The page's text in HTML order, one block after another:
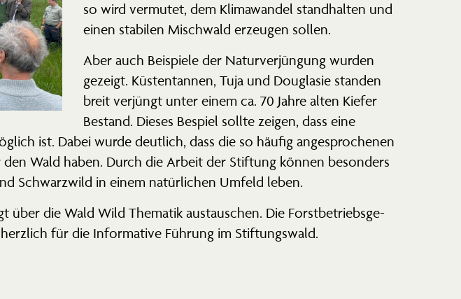
so wird vermutet, dem Klima­wandel stand­halten und
einen stabilen Mischwald erzeugen sollen.
Aber auch Beispiele der Natur­ver­jüngung wurden
gezeigt. Küsten­tannen, Tuja und Douglasie standen
breit verjüngt unter einem ca. 70 Jahre alten Kiefer
Bestand. Dieses Bespiel sollte zeigen, dass eine
ist. Dabei wurde deutlich, dass die so häufig angespro­chenen
Wald haben. Durch die Arbeit der Stiftung können besonders
Schwarzwild in einem natür­lichen Umfeld leben.
über die Wald Wild Thematik austau­schen. Die Forst­be­triebs­ge­
für die Infor­mative Führung im Stiftungswald.